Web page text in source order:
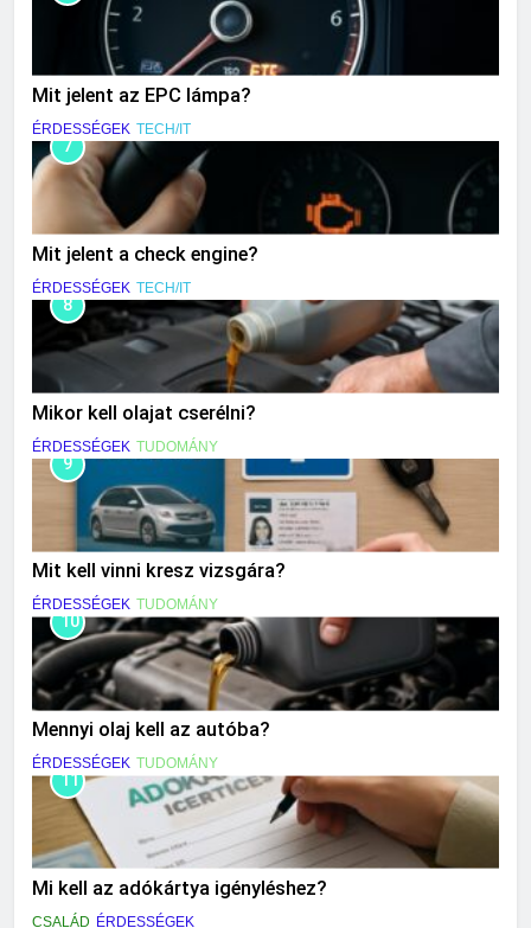
Mit jelent az EPC lámpa?
ÉRDESSÉGEK TECH/IT
7
Mit jelent a check engine?
ÉRDESSÉGEK TECH/IT
8
Mikor kell olajat cserélni?
ÉRDESSÉGEK TUDOMÁNY
9
Mit kell vinni kresz vizsgára?
ÉRDESSÉGEK TUDOMÁNY
10
Mennyi olaj kell az autóba?
ÉRDESSÉGEK TUDOMÁNY
11
Mi kell az adókártya igényléshez?
CSALÁD ÉRDESSÉGEK